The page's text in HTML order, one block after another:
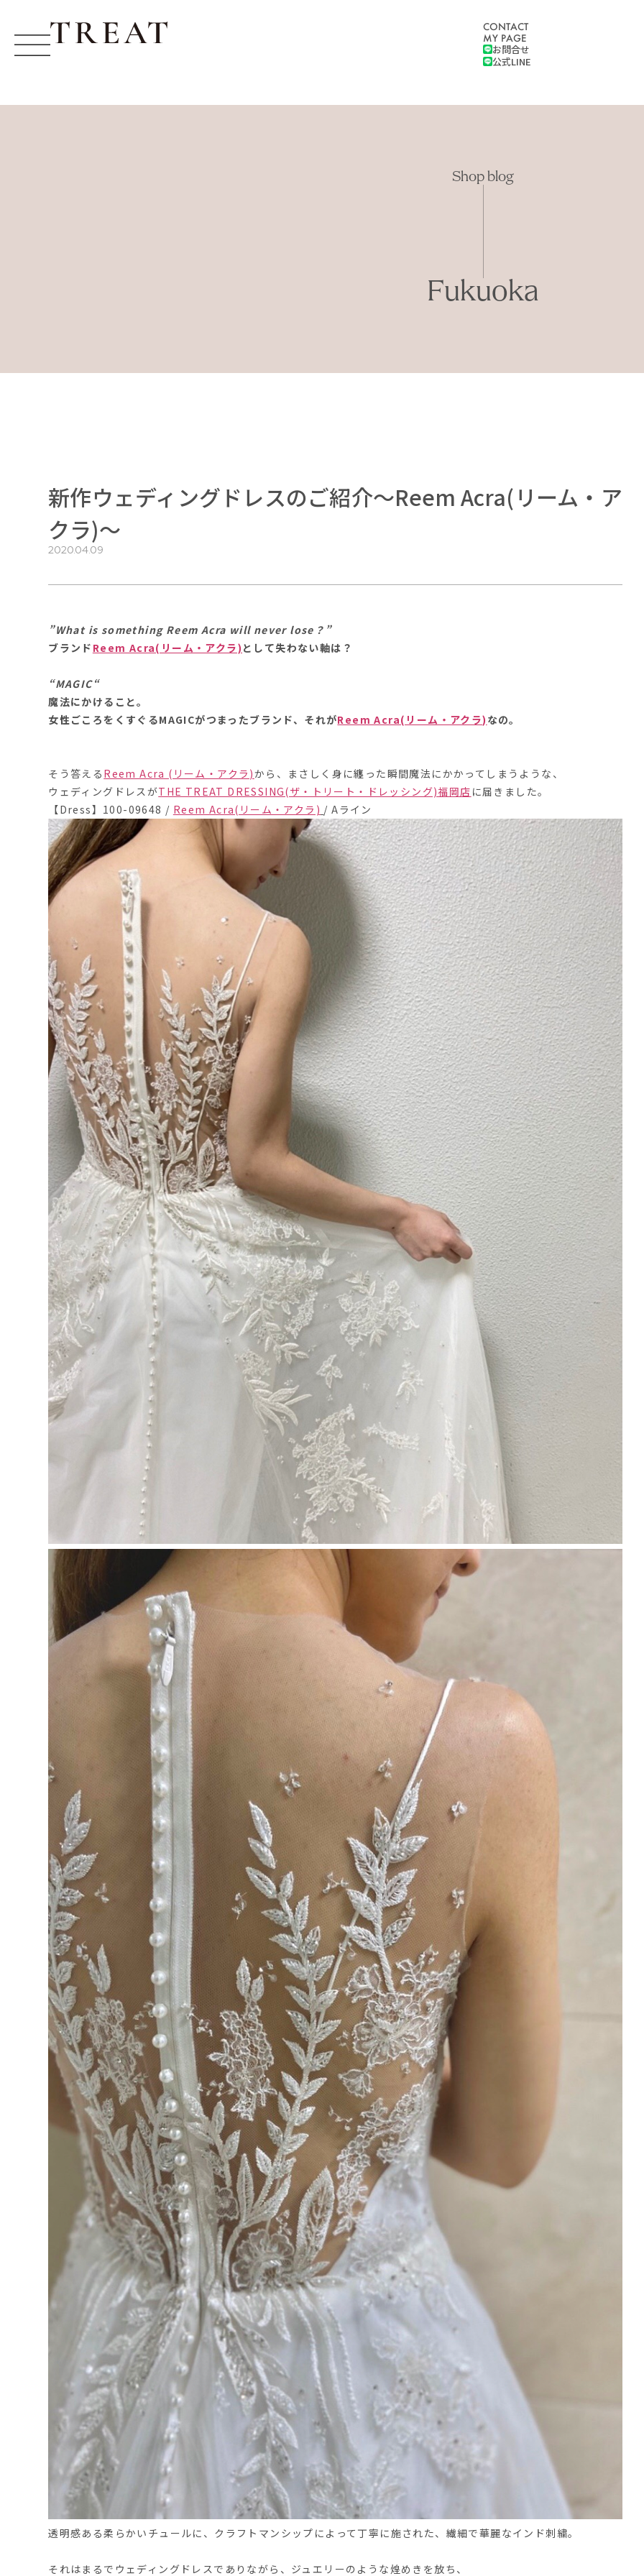
CONTACT
MY PAGE
お問合せ
公式LINE
Shop blog
Fukuoka
新作ウェディングドレスのご紹介～Reem Acra(リーム・ア
クラ)～
2020.04.09
”What is something Reem Acra will never lose？”
ブランド Reem Acra(リーム・アクラ) として失わない軸は？
“MAGIC“
魔法にかけること。
女性ごころをくすぐるMAGICがつまったブランド、それがReem Acra(リーム・アクラ) なの。
そう答える Reem Acra (リーム・アクラ)から、まさしく身に纏った瞬間魔法にかかってしまうような、
ウェディングドレスがTHE TREAT DRESSING(ザ・トリート・ドレッシング)福岡店 に届きました。
【Dress】100-09648 / Reem Acra(リーム・アクラ) / Aライン
透明感ある柔らかいチュールに、クラフトマンシップによって丁寧に施された、繊細で華麗なインド刺繍。
それはまるでウェディングドレスでありながら、ジュエリーのような煌めきを放ち、